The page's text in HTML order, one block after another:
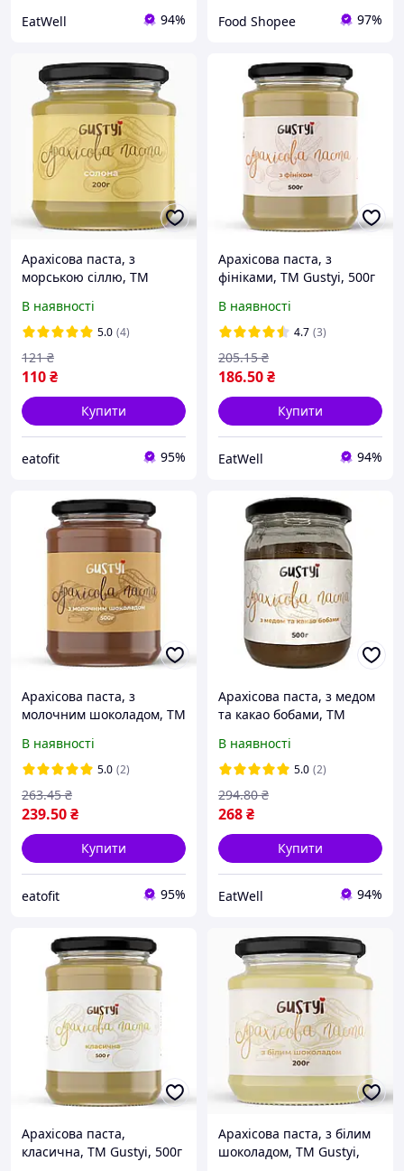
EatWell 94% Food Shopee 97%
Арахісова паста, з
морською сіллю, ТМ
В наявності
5.0 (4)
110₴
121 ₴
Купити
eatofit 95%
Арахісова паста, з
фініками, ТМ Gustyi, 500г
В наявності
4.7 (3)
186.50₴
205.15 ₴
Купити
EatWell 94%
Арахісова паста, з
молочним шоколадом, ТМ
В наявності
5.0 (2)
239.50₴
263.45 ₴
Купити
eatofit 95%
Арахісова паста, з медом
та какао бобами, ТМ
В наявності
5.0 (2)
268₴
294.80 ₴
Купити
EatWell 94%
Арахісова паста,
класична, ТМ Gustyi, 500г
Арахісова паста, з білим
шоколадом, ТМ Gustyi,